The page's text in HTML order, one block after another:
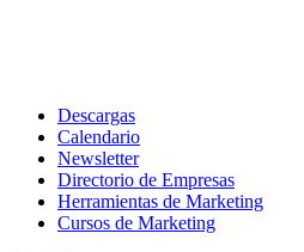
Descargas
Calendario
Newsletter
Directorio de Empresas
Herramientas de Marketing
Cursos de Marketing